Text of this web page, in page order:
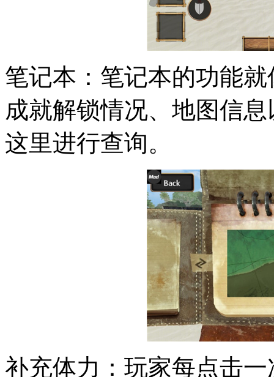
笔记本：笔记本的功能
成就解锁情况、地图信
这里进行查询。
补充体力：玩家每点击